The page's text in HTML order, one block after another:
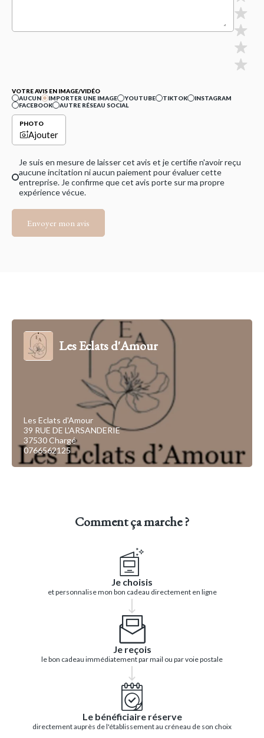
VOTRE AVIS EN IMAGE/VIDÉO
AUCUN
IMPORTER UNE IMAGE YOUTUBE TIKTOK
INSTAGRAM
FACEBOOK
AUTRE RÉSEAU SOCIAL
PHOTO
Ajouter
Je suis en mesure de laisser cet avis et je certifie n'avoir reçu
aucune incitation ni aucun paiement pour évaluer cette
entreprise. Je confirme que cet avis porte sur ma propre
expérience vécue.
Envoyer mon avis
Les Eclats d'Amour
Les Eclats d'Amour
39 RUE DE L'ARSANDERIE
37530 Chargé
0766562125
Comment ça marche ?
Je choisis
et personnalise mon bon cadeau directement en ligne
Je reçois
le bon cadeau immédiatement par mail ou par voie postale
Le bénéficiaire réserve
directement auprès de l'établissement au créneau de son choix